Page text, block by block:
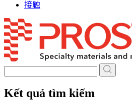
接触
Skip
to
content
Kết quả tìm kiếm